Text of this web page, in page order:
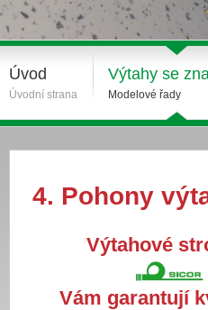
Úvod
Úvodní strana
Výtahy se
Modelové řady
4. Pohony
Výtahové
Vám garantují